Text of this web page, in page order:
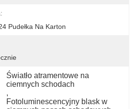
Pudełka Na Karton
Światło atramentowe na
ciemnych schodach
,
Fotoluminescencyjny blask w